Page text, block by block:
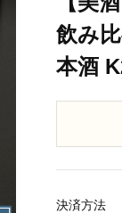
飲み
本酒
決済方法